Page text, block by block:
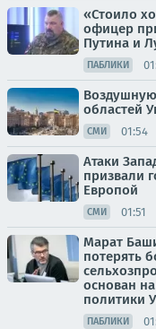
«Стоило
офицер
Путина и
ПАБЛИКИ
областей
СМИ 01:54
Атаки
призвали
Европой
СМИ 01:51
Марат
потерять
основан
политики
ПАБЛИКИ